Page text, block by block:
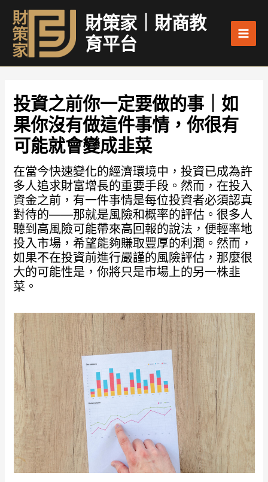
內
財策家｜財商教
育平台
投資之前你一定要做的事｜如
果你沒有做這件事情，你很有
可能就會變成韭菜
在當今快速變化的經濟環境中，投資已成為許
多人追求財富增長的重要手段。然而，在投入
資金之前，有一件事情是每位投資者必須認真
對待的——那就是風險和概率的評估。很多人
聽到高風險可能帶來高回報的說法，便輕率地
投入市場，希望能夠賺取豐厚的利潤。然而，
如果不在投資前進行嚴謹的風險評估，那麼很
大的可能性是，你將只是市場上的另一株韭
菜。